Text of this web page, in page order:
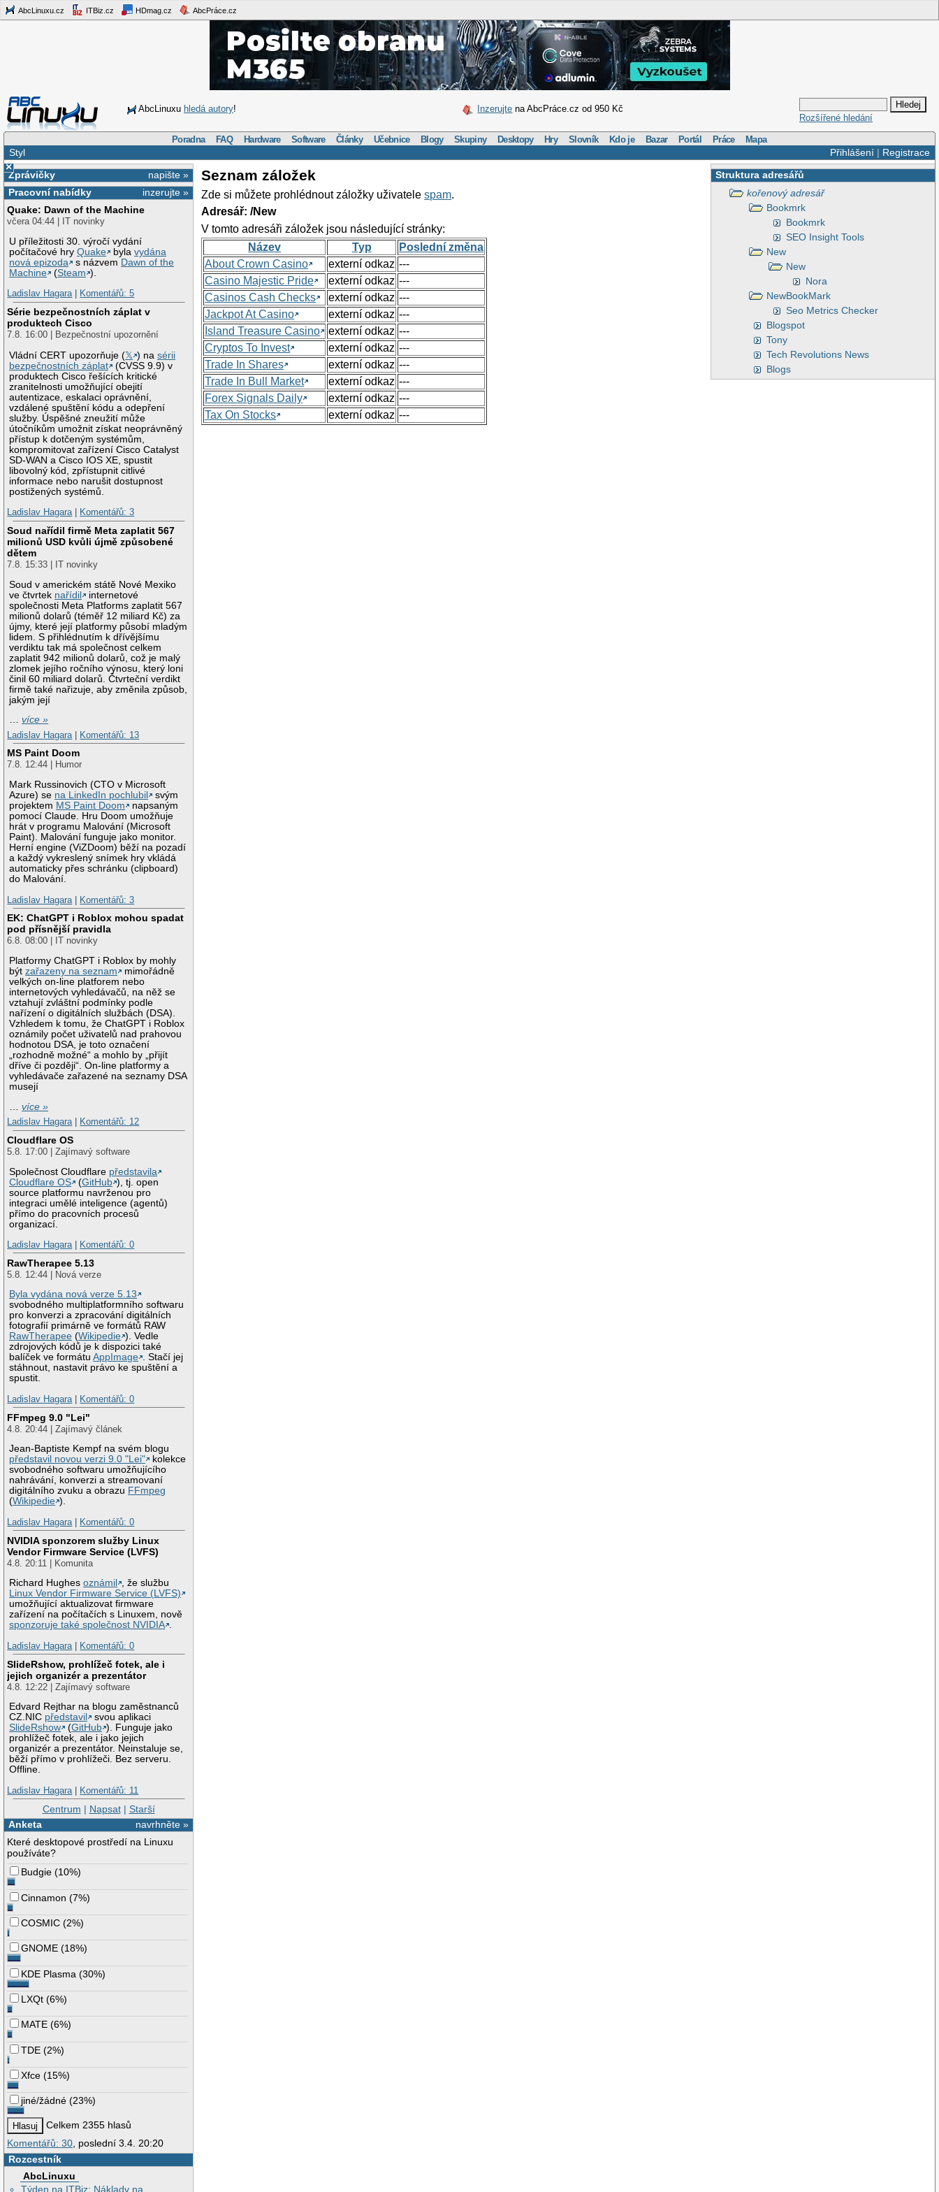
AbcLinuxu.cz ITBiz.cz HDmag.cz AbcPráce.cz
AbcLinuxu hledá autory! Inzerujte na AbcPráce.cz od 950 Kč
Rozšířené hledání
Poradna FAQ Hardware Software Články Učebnice Blogy Skupiny Desktopy Hry Slovník Kdo je Bazar Portál Práce Mapa
Přihlášení| Registrace
Styl
×
napište »
Zprávičky
inzerujte »
Pracovní nabídky
Quake: Dawn of the Machine
včera 04:44 | IT novinky
U příležitosti 30. výročí vydání
počítačové hryQuake bylavydána
nová epizoda
s názvem Dawn of the
Machine
(Steam ).
Ladislav Hagara| Komentářů: 5
Série bezpečnostních záplat v
produktech Cisco
7.8. 16:00 | Bezpečnostní upozornění
Vládní CERT upozorňuje (𝕏 ) nasérii
bezpečnostních záplat
(CVSS 9.9) v
produktech Cisco řešících kritické
zranitelnosti umožňující obejití
autentizace, eskalaci oprávnění,
vzdálené spuštění kódu a odepření
služby. Úspěšné zneužití může
útočníkům umožnit získat neoprávněný
přístup k dotčeným systémům,
kompromitovat zařízení Cisco Catalyst
SD-WAN a Cisco IOS XE, spustit
libovolný kód, zpřístupnit citlivé
informace nebo narušit dostupnost
postižených systémů.
Ladislav Hagara| Komentářů: 3
Soud nařídil firmě Meta zaplatit 567
milionů USD kvůli újmě způsobené
dětem
7.8. 15:33 | IT novinky
Soud v americkém státě Nové Mexiko
ve čtvrtek nařídil
internetové
společnosti Meta Platforms zaplatit 567
milionů dolarů (téměř 12 miliard Kč) za
újmy, které její platformy působí mladým
lidem. S přihlédnutím k dřívějšímu
verdiktu tak má společnost celkem
zaplatit 942 milionů dolarů, což je malý
zlomek jejího ročního výnosu, který loni
činil 60 miliard dolarů. Čtvrteční verdikt
firmě také nařizuje, aby změnila způsob,
jakým její
…více »
Ladislav Hagara
Komentářů: 13
MS Paint Doom
7.8. 12:44 | Humor
Mark Russinovich (CTO v Microsoft
Azure) se na LinkedIn pochlubil
svým
projektem MS Paint Doom
napsaným
pomocí Claude. Hru Doom umožňuje
hrát v programu Malování (Microsoft
Paint). Malování funguje jako monitor.
Herní engine (ViZDoom) běží na pozadí
a každý vykreslený snímek hry vkládá
automaticky přes schránku (clipboard)
do Malování.
Ladislav Hagara
Komentářů: 3
EK: ChatGPT i Roblox mohou spadat
pod přísnější pravidla
6.8. 08:00 | IT novinky
Platformy ChatGPT i Roblox by mohly
býtzařazeny na seznam
mimořádně
velkých on-line platforem nebo
internetových vyhledávačů, na něž se
vztahují zvláštní podmínky podle
nařízení o digitálních službách (DSA).
Vzhledem k tomu, že ChatGPT i Roblox
oznámily počet uživatelů nad prahovou
hodnotou DSA, je toto označení
„rozhodně možné“ a mohlo by „přijít
dříve či později“. On-line platformy a
vyhledávače zařazené na seznamy DSA
musejí
…více »
Ladislav Hagara| Komentářů: 12
Cloudflare OS
5.8. 17:00 | Zajímavý software
Společnost Cloudflare představila
Cloudflare OS
(GitHub ), tj. open
source platformu navrženou pro
integraci umělé inteligence (agentů)
přímo do pracovních procesů
organizací.
Ladislav Hagara| Komentářů: 0
RawTherapee 5.13
5.8. 12:44 | Nová verze
Byla vydána nová verze 5.13
svobodného multiplatformního softwaru
pro konverzi a zpracování digitálních
fotografií primárně ve formátů RAW
RawTherapee (Wikipedie ). Vedle
zdrojových kódů je k dispozici také
balíček ve formátuAppImage . Stačí jej
stáhnout, nastavit právo ke spuštění a
spustit.
Ladislav Hagara| Komentářů: 0
FFmpeg 9.0 "Lei"
4.8. 20:44 | Zajímavý článek
Jean-Baptiste Kempf na svém blogu
představil novou verzi 9.0 "Lei"
kolekce
svobodného softwaru umožňujícího
nahrávání, konverzi a streamovaní
digitálního zvuku a obrazu FFmpeg
(Wikipedie ).
Ladislav Hagara| Komentářů: 0
NVIDIA sponzorem služby Linux
Vendor Firmware Service (LVFS)
4.8. 20:11 | Komunita
Richard Hughesoznámil
, že službu
Linux Vendor Firmware Service (LVFS)
umožňující aktualizovat firmware
zařízení na počítačích s Linuxem, nově
sponzoruje také společnost NVIDIA .
Ladislav Hagara| Komentářů: 0
SlideRshow, prohlížeč fotek, ale i
jejich organizér a prezentátor
4.8. 12:22 | Zajímavý software
Edvard Rejthar na blogu zaměstnanců
CZ.NIC představil
svou aplikaci
SlideRshow
(GitHub ). Funguje jako
prohlížeč fotek, ale i jako jejich
organizér a prezentátor. Neinstaluje se,
běží přímo v prohlížeči. Bez serveru.
Offline.
Ladislav Hagara| Komentářů: 11
Centrum | Napsat| Starší
navrhněte »
Anketa
Které desktopové prostředí na Linuxu
používáte?
Budgie (10%)
Cinnamon (7%)
COSMIC (2%)
GNOME (18%)
KDE Plasma (30%)
LXQt (6%)
MATE (6%)
TDE (2%)
Xfce (15%)
jiné/žádné (23%)
Celkem 2355 hlasů
Komentářů: 30 , poslední 3.4. 20:20
Rozcestník
AbcLinuxu
Týden na ITBiz: Náklady na
Struktura adresářů
kořenový adresář
Bookmrk
Bookmrk
SEO Insight Tools
New
New
Nora
NewBookMark
Seo Metrics Checker
Blogspot
Tony
Tech Revolutions News
Blogs
Seznam záložek
Zde si můžete prohlédnout záložky uživatelespam.
Adresář: /New
V tomto adresáři záložek jsou následující stránky:
Název
Typ
Poslední změna
About Crown Casino
externí odkaz ---
Casino Majestic Pride
externí odkaz ---
Casinos Cash Checks
externí odkaz ---
Jackpot At Casino
externí odkaz ---
Island Treasure Casino
externí odkaz ---
Cryptos To Invest
externí odkaz ---
Trade In Shares
externí odkaz ---
Trade In Bull Market
externí odkaz ---
Forex Signals Daily
externí odkaz ---
Tax On Stocks
externí odkaz ---